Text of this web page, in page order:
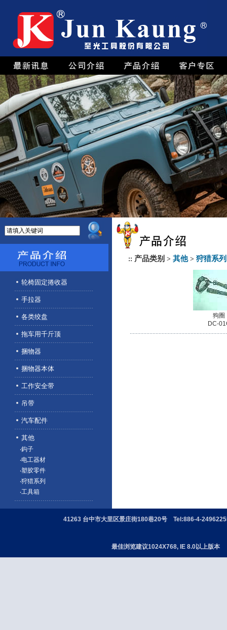
轮椅固定捲收器
手拉器
各类绞盘
拖车用千斤顶
捆物器
捆物器本体
工作安全带
吊带
汽车配件
其他
‧鈎子
‧电工器材
‧塑胶零件
‧狩猎系列
‧工具箱
:: 产品类别 > 其他> 狩猎系列
狗圈
DC-
41263 台中市大里区景庄街180巷20号 Tel:886-4-
最佳浏览建议1024X768, IE 8.0以上版